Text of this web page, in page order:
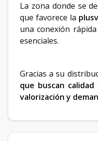
La zona donde se
que favorece la
una conexión
esenciales.
Gracias a su
que buscan calidad
valorización y